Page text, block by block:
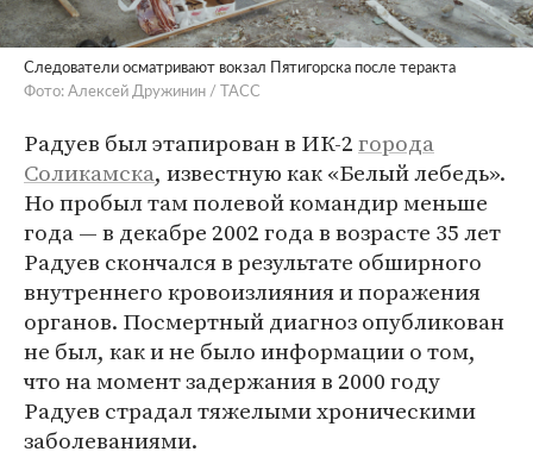
Следователи осматривают вокзал Пятигорска после теракта
Фото: Алексей Дружинин / ТАСС
Радуев был этапирован в ИК-2города
Соликамска, известную как «Белый лебедь».
Но пробыл там полевой командир меньше
года — в декабре 2002 года в возрасте 35 лет
Радуев скончался в результате обширного
внутреннего кровоизлияния и поражения
органов. Посмертный диагноз опубликован
не был, как и не было информации о том,
что на момент задержания в 2000 году
Радуев страдал тяжелыми хроническими
заболеваниями.